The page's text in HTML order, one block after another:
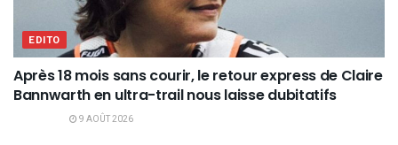
EDITO
Après 18 mois sans courir, le retour express de Claire
Bannwarth en ultra-trail nous laisse dubitatifs
9 AOÛT 2026